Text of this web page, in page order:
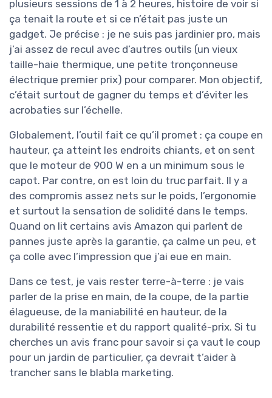
plusieurs sessions de 1 à 2 heures, histoire de voir si
ça tenait la route et si ce n’était pas juste un
gadget. Je précise : je ne suis pas jardinier pro, mais
j’ai assez de recul avec d’autres outils (un vieux
taille-haie thermique, une petite tronçonneuse
électrique premier prix) pour comparer. Mon objectif,
c’était surtout de gagner du temps et d’éviter les
acrobaties sur l’échelle.
Globalement, l’outil fait ce qu’il promet : ça coupe en
hauteur, ça atteint les endroits chiants, et on sent
que le moteur de 900 W en a un minimum sous le
capot. Par contre, on est loin du truc parfait. Il y a
des compromis assez nets sur le poids, l’ergonomie
et surtout la sensation de solidité dans le temps.
Quand on lit certains avis Amazon qui parlent de
pannes juste après la garantie, ça calme un peu, et
ça colle avec l’impression que j’ai eue en main.
Dans ce test, je vais rester terre-à-terre : je vais
parler de la prise en main, de la coupe, de la partie
élagueuse, de la maniabilité en hauteur, de la
durabilité ressentie et du rapport qualité-prix. Si tu
cherches un avis franc pour savoir si ça vaut le coup
pour un jardin de particulier, ça devrait t’aider à
trancher sans le blabla marketing.